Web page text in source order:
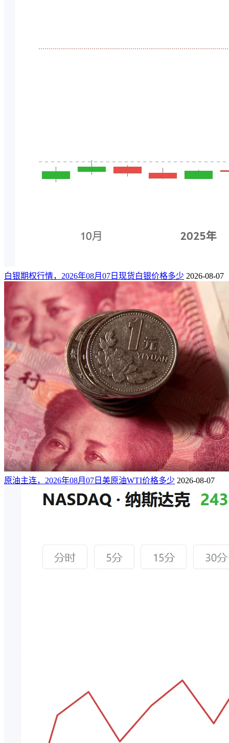
白银期权行情，2026年08月07日现货白银价格多少 2026-08-07
原油主连，2026年08月07日美原油WTI价格多少 2026-08-07